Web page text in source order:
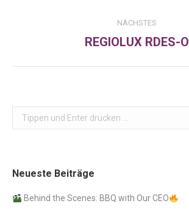
NÄCHSTES
Nächster
REGIOLUX RDES-O
Search:
Neueste Beiträge
Behind the Scenes: BBQ with Our CEO